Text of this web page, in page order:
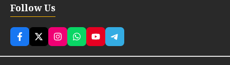
Follow Us